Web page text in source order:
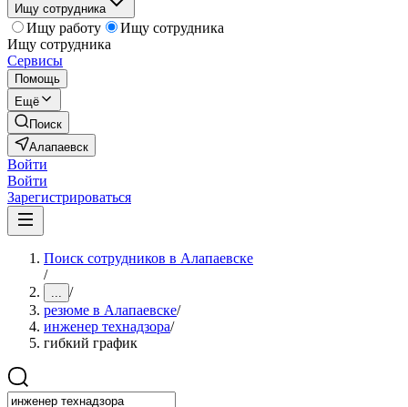
Ищу сотрудника
Ищу работу
Ищу сотрудника
Ищу сотрудника
Сервисы
Помощь
Ещё
Поиск
Алапаевск
Войти
Войти
Зарегистрироваться
Поиск сотрудников в Алапаевске
/
... /
резюме в Алапаевске/
инженер технадзора/
гибкий график